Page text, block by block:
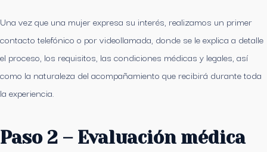
Una vez que una mujer expresa su interés, realizamos un primer
contacto telefónico o por videollamada, donde se le explica a detalle
el proceso, los requisitos, las condiciones médicas y legales, así
como la naturaleza del acompañamiento que recibirá durante toda
la experiencia.
Paso 2 – Evaluación médica